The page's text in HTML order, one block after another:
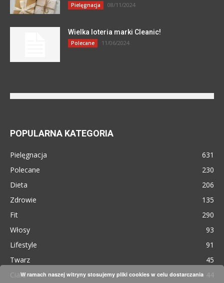
Pielęgnacja 08/11/2024
Wielka loteria marki Cleanic!
Polecane 11/06/2024
POPULARNA KATEGORIA
Pielęgnacja
631
Polecane
230
Dieta
206
Zdrowie
135
Fit
290
Włosy
93
Lifestyle
91
Twarz
45
Ciało
44
W ramach naszej witryny stosujemy pliki cookies w celu dostarczania